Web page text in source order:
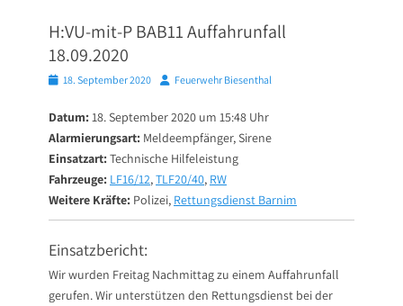
H:VU-mit-P BAB11 Auffahrunfall
18.09.2020
Posted18. September 2020 AutorFeuerwehr Biesenthal
Datum: 18. September 2020 um 15:48 Uhr
Alarmierungsart: Meldeempfänger, Sirene
Einsatzart: Technische Hilfeleistung
Fahrzeuge: LF16/12,TLF20/40, RW
Weitere Kräfte: Polizei, Rettungsdienst Barnim
Einsatzbericht:
Wir wurden Freitag Nachmittag zu einem Auffahrunfall
gerufen. Wir unterstützen den Rettungsdienst bei der